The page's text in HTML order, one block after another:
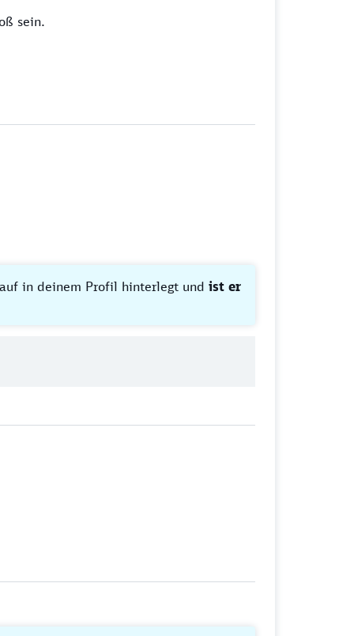
sein.
in deinem Profil hinterlegt undist er